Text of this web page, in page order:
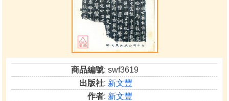
商品編號: swf3619
出版社: 新文豐
作者: 新文豐